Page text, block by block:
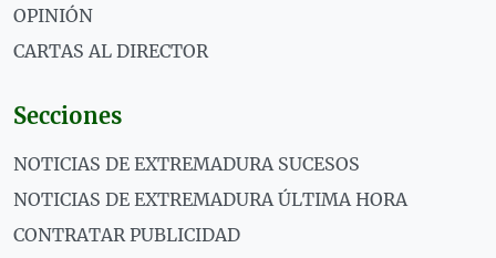
OPINIÓN
CARTAS AL DIRECTOR
Secciones
NOTICIAS DE EXTREMADURA SUCESOS
NOTICIAS DE EXTREMADURA ÚLTIMA HORA
CONTRATAR PUBLICIDAD